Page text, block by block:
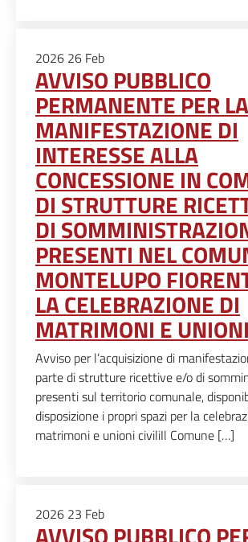
2026 26 Feb
AVVISO PUBBLICO
PERMANENTE PER LA
MANIFESTAZIONE DI
INTERESSE ALLA
CONCESSIONE IN
DI STRUTTURE
DI
PRESENTI NEL
MONTELUPO
LA CELEBRAZIONE DI
MATRIMONI E
Avviso per l’acquisizione di
parte di strutture ricettive e/o di
presenti sul territorio comunale,
disposizione i propri spazi per la
matrimoni e unioni civiliIl Comune […]
2026 23 Feb